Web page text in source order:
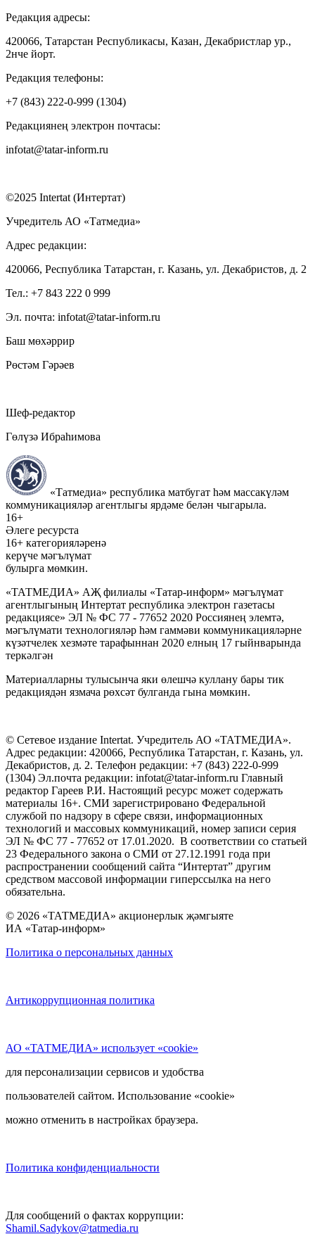
Редакция адресы:
420066, Татарстан Республикасы, Казан, Декабристлар ур.,
2нче йорт.
Редакция телефоны:
+7 (843) 222-0-999 (1304)
Редакциянең электрон почтасы:
infotat@tatar-inform.ru
©2025 Intertat (Интертат)
Учредитель АО «Татмедиа»
Адрес редакции:
420066, Республика Татарстан, г. Казань, ул. Декабристов, д. 2
Тел.: +7 843 222 0 999
Эл. почта: infotat@tatar-inform.ru
Баш мөхәррир
Рөстәм Гәрәев
Шеф-редактор
Гөлүзә Ибраһимова
«Татмедиа» республика матбугат һәм массакүләм
коммуникацияләр агентлыгы ярдәме белән чыгарыла.
16+
Әлеге ресурста
16+ категорияләренә
керүче мәгълүмат
булырга мөмкин.
«ТАТМЕДИА» АҖ филиалы «Татар-информ» мәгълүмат
агентлыгының Интертат республика электрон газетасы
редакциясе» ЭЛ № ФС 77 - 77652 2020 Россиянең элемтә,
мәгълүмати технологияләр һәм гаммәви коммуникацияләрне
күзәтчелек хезмәте тарафыннан 2020 елның 17 гыйнварында
теркәлгән
Материалларны тулысынча яки өлешчә куллану бары тик
редакциядән язмача рөхсәт булганда гына мөмкин.
© Сетевое издание Intertat. Учредитель АО «ТАТМЕДИА».
Адрес редакции: 420066, Республика Татарстан, г. Казань, ул.
Декабристов, д. 2. Телефон редакции: +7 (843) 222-0-999
(1304) Эл.почта редакции: infotat@tatar-inform.ru Главный
редактор Гареев Р.И. Настоящий ресурс может содержать
материалы 16+. СМИ зарегистрировано Федеральной
службой по надзору в сфере связи, информационных
технологий и массовых коммуникаций, номер записи серия
ЭЛ № ФС 77 - 77652 от 17.01.2020. В соответствии со статьей
23 Федерального закона о СМИ от 27.12.1991 года при
распространении сообщений сайта “Интертат” другим
средством массовой информации гиперссылка на него
обязательна.
© 2026 «ТАТМЕДИА» акционерлык җәмгыяте
ИА «Татар-информ»
Политика о персональных данных
Антикоррупционная политика
АО «ТАТМЕДИА» использует «cookie»
для персонализации сервисов и удобства
пользователей сайтом. Использование «cookie»
можно отменить в настройках браузера.
Политика конфиденциальности
Для сообщений о фактах коррупции:
Shamil.Sadykov@tatmedia.ru